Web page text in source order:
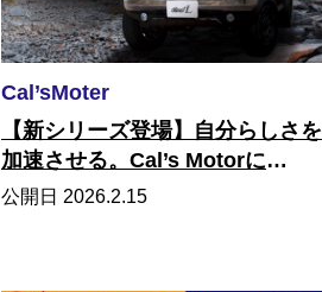
Cal’sMoter
【新シリーズ登場】自分らしさを
加速させる。Cal’s Motorに
「Adventure LINE」が仲間入り！
公開日 2026.2.15